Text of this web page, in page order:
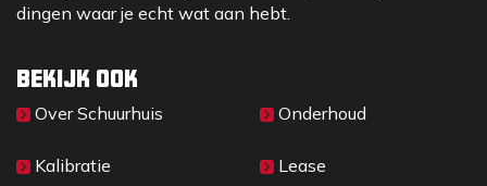
dingen waar je echt wat aan hebt.
Bekijk ook
Over Sc​huurhuis
Kalibratie
Onderhoud
Lease